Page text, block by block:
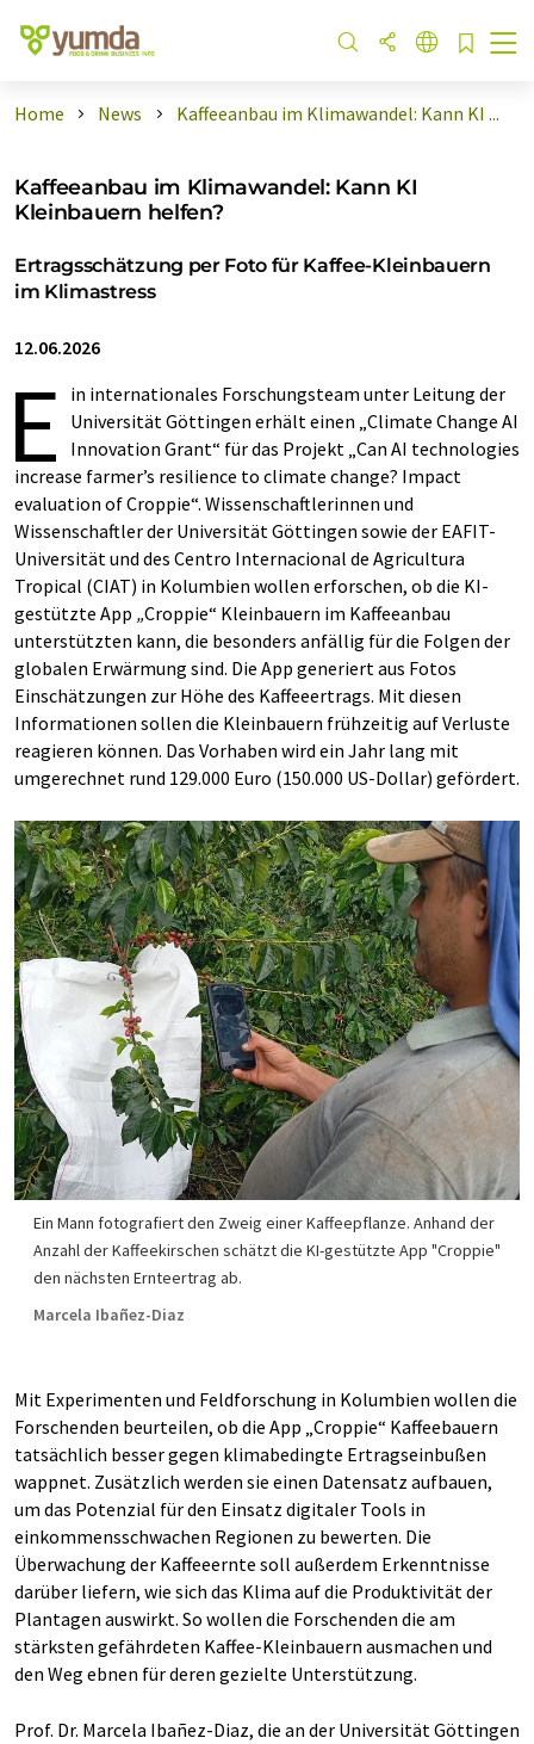
Home News Kaffeeanbau im Klimawandel: Kann KI ...
Kaffeeanbau im Klimawandel: Kann KI
Kleinbauern helfen?
Ertragsschätzung per Foto für Kaffee-Kleinbauern
im Klimastress
12.06.2026
E
in internationales Forschungsteam unter Leitung der
Universität Göttingen erhält einen „Climate Change AI
Innovation Grant“ für das Projekt „Can AI technologies
increase farmer’s resilience to climate change? Impact
evaluation of Croppie“. Wissenschaftlerinnen und
Wissenschaftler der Universität Göttingen sowie der EAFIT-
Universität und des Centro Internacional de Agricultura
Tropical (CIAT) in Kolumbien wollen erforschen, ob die KI-
gestützte App „Croppie“ Kleinbauern im Kaffeeanbau
unterstützten kann, die besonders anfällig für die Folgen der
globalen Erwärmung sind. Die App generiert aus Fotos
Einschätzungen zur Höhe des Kaffeeertrags. Mit diesen
Informationen sollen die Kleinbauern frühzeitig auf Verluste
reagieren können. Das Vorhaben wird ein Jahr lang mit
umgerechnet rund 129.000 Euro (150.000 US-Dollar) gefördert.
Ein Mann fotografiert den Zweig einer Kaffeepflanze. Anhand der
Anzahl der Kaffeekirschen schätzt die KI-gestützte App "Croppie"
den nächsten Ernteertrag ab.
Marcela Ibañez-Diaz
Mit Experimenten und Feldforschung in Kolumbien wollen die
Forschenden beurteilen, ob die App „Croppie“ Kaffeebauern
tatsächlich besser gegen klimabedingte Ertragseinbußen
wappnet. Zusätzlich werden sie einen Datensatz aufbauen,
um das Potenzial für den Einsatz digitaler Tools in
einkommensschwachen Regionen zu bewerten. Die
Überwachung der Kaffeeernte soll außerdem Erkenntnisse
darüber liefern, wie sich das Klima auf die Produktivität der
Plantagen auswirkt. So wollen die Forschenden die am
stärksten gefährdeten Kaffee-Kleinbauern ausmachen und
den Weg ebnen für deren gezielte Unterstützung.
Prof. Dr. Marcela Ibañez-Diaz, die an der Universität Göttingen